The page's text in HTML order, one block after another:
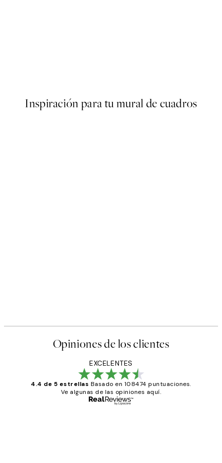
Inspiración para tu mural de cuadros
Opiniones de los clientes
EXCELENTES
4.4 de 5 estrellas Basado en 108474 puntuaciones.
Ve algunas de las opiniones aquí.